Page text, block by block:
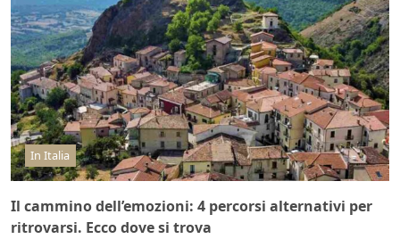
In Italia
Il cammino dell’emozioni: 4 percorsi alternativi per
ritrovarsi. Ecco dove si trova